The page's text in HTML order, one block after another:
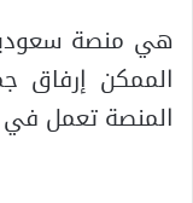
هي منصة
الممكن إرفاق
المنصة تعمل في